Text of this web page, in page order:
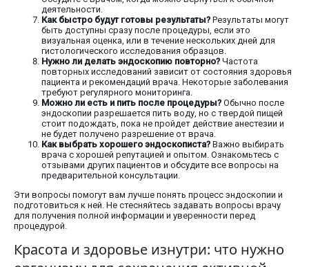
деятельности.
Как быстро будут готовы результаты? Результаты могут
быть доступны сразу после процедуры, если это
визуальная оценка, или в течение нескольких дней для
гистологического исследования образцов.
Нужно ли делать эндоскопию повторно? Частота
повторных исследований зависит от состояния здоровья
пациента и рекомендаций врача. Некоторые заболевания
требуют регулярного мониторинга.
Можно ли есть и пить после процедуры? Обычно после
эндоскопии разрешается пить воду, но с твердой пищей
стоит подождать, пока не пройдет действие анестезии и
не будет получено разрешение от врача.
Как выбрать хорошего эндоскописта? Важно выбирать
врача с хорошей репутацией и опытом. Ознакомьтесь с
отзывами других пациентов и обсудите все вопросы на
предварительной консультации.
Эти вопросы помогут вам лучше понять процесс эндоскопии и
подготовиться к ней. Не стесняйтесь задавать вопросы врачу
для получения полной информации и уверенности перед
процедурой.
Красота и здоровье изнутри: что нужно